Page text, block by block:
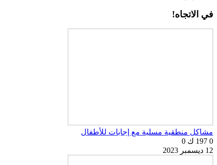
في الاتجاه!
مشاكل منطقية مسلية مع إجابات للأطفال
0 197 ك
0
12 ديسمبر 2023